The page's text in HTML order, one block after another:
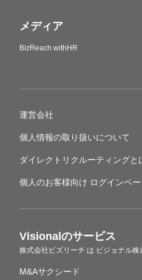
メディア
BizReach withHR
運営会社
個人情報の取り扱いについて
ダイレクトリクルーティングと
個人のお客様向け ログインペー
Visionalのサービス
株式会社ビズリーチ は ビジョナル株
M&Aサクシード